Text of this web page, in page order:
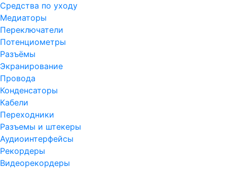
Средства по уходу
Медиаторы
Переключатели
Потенциометры
Разъёмы
Экранирование
Провода
Конденсаторы
Кабели
Переходники
Разъемы и штекеры
Аудиоинтерфейсы
Рекордеры
Видеорекордеры